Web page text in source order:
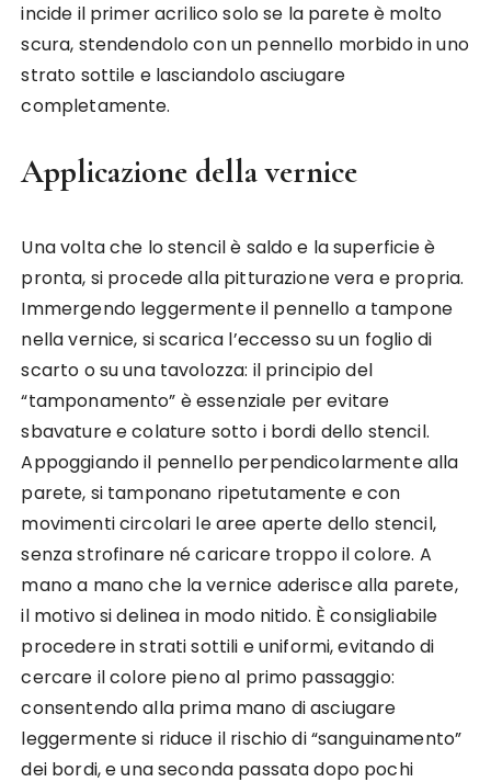
incide il primer acrilico solo se la parete è molto
scura, stendendolo con un pennello morbido in uno
strato sottile e lasciandolo asciugare
completamente.
Applicazione della vernice
Una volta che lo stencil è saldo e la superficie è
pronta, si procede alla pitturazione vera e propria.
Immergendo leggermente il pennello a tampone
nella vernice, si scarica l’eccesso su un foglio di
scarto o su una tavolozza: il principio del
“tamponamento” è essenziale per evitare
sbavature e colature sotto i bordi dello stencil.
Appoggiando il pennello perpendicolarmente alla
parete, si tamponano ripetutamente e con
movimenti circolari le aree aperte dello stencil,
senza strofinare né caricare troppo il colore. A
mano a mano che la vernice aderisce alla parete,
il motivo si delinea in modo nitido. È consigliabile
procedere in strati sottili e uniformi, evitando di
cercare il colore pieno al primo passaggio:
consentendo alla prima mano di asciugare
leggermente si riduce il rischio di “sanguinamento”
dei bordi, e una seconda passata dopo pochi